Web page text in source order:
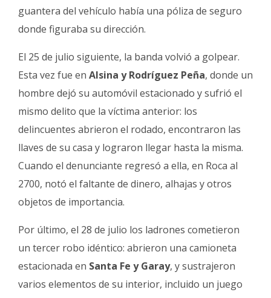
guantera del vehículo había una póliza de seguro
donde figuraba su dirección.
El 25 de julio siguiente, la banda volvió a golpear.
Esta vez fue en Alsina y Rodríguez Peña, donde un
hombre dejó su automóvil estacionado y sufrió el
mismo delito que la víctima anterior: los
delincuentes abrieron el rodado, encontraron las
llaves de su casa y lograron llegar hasta la misma.
Cuando el denunciante regresó a ella, en Roca al
2700, notó el faltante de dinero, alhajas y otros
objetos de importancia.
Por último, el 28 de julio los ladrones cometieron
un tercer robo idéntico: abrieron una camioneta
estacionada en Santa Fe y Garay, y sustrajeron
varios elementos de su interior, incluido un juego